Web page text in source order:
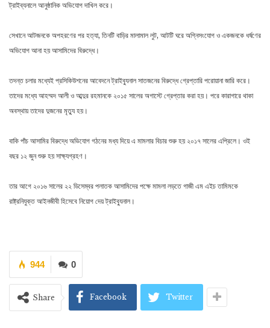
ট্রাইব্যনালে আনুষ্ঠানিক অভিযোগ দাখিল করে।
সেখানে আটজনকে অপহরণের পর হত্যা, তিনটি বাড়ির মালামাল লুট, আটটি ঘরে অগ্নিসংযোগ ও একজনকে ধর্ষণের
অভিযোগ আনা হয় আসামিদের বিরুদ্ধে।
তদন্ত চলার মধ্যেই প্রসিকিউশনের আবেদনে ট্রাইব্যুনাল সাতজনের বিরুদ্ধে গ্রেপ্তারি পরোয়ানা জারি করে।
তাদের মধ্যে আহম্মদ আলী ও আব্দুর রহমানকে ২০১৫ সালের অগাস্টে গ্রেপ্তার করা হয়। পরে কারাগারে থাকা
অবস্থায় তাদের দুজনের মৃত্যু হয়।
বাকি পাঁচ আসামির বিরুদ্ধে অভিযোগ গঠনের মধ্য দিয়ে এ মামলার বিচার শুরু হয় ২০১৭ সালের এপ্রিলে। ওই
বছর ১২ জুন শুরু হয় সাক্ষ্যগ্রহণ।
তার আগে ২০১৬ সালের ২২ ডিসেম্বর পলাতক আসামিদের পক্ষে মামলা লড়তে গাজী এম এইচ তামিমকে
রাষ্ট্রনিযুক্ত আইনজীবী হিসেবে নিয়োগ দেয় ট্রাইব্যুনাল।
0
944
Share Facebook Twitter